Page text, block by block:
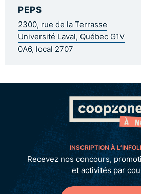
PEPS
2300, rue de la Terrasse
Université Laval, Québec G1V
0A6, local 2707
INSCRIPTION À
Recevez nos concours,
et activités par